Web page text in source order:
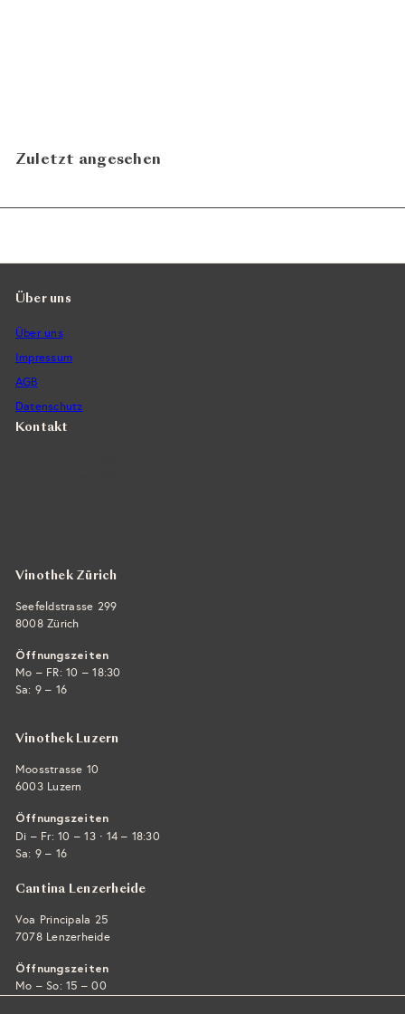
Zuletzt angesehen
Über uns
Über uns
Impressum
AGB
Datenschutz
Kontakt
Vinothek Zürich
Seefeldstrasse 299
8008 Zürich
Öffnungszeiten
Mo – FR: 10 – 18:30
Sa: 9 – 16
Vinothek Luzern
Moosstrasse 10
6003 Luzern
Öffnungszeiten
Di – Fr: 10 – 13 · 14 – 18:30
Sa: 9 – 16
Cantina Lenzerheide
Voa Principala 25
7078 Lenzerheide
Öffnungszeiten
Mo – So: 15 – 00